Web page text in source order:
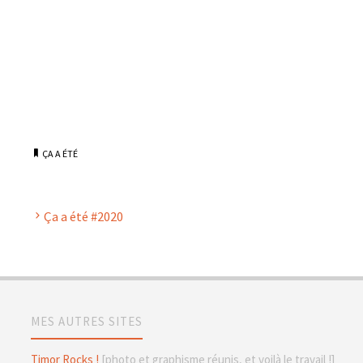
ÇA A ÉTÉ
Ça a été #2020
MES AUTRES SITES
Timor Rocks ! [photo et graphisme réunis, et voilà le travail !]